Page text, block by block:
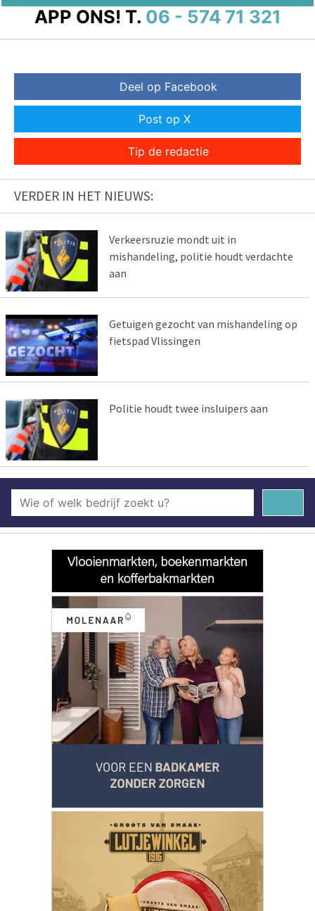
APP ONS! T. 06 - 574 71 321
Deel op Facebook
Post op X
Tip de redactie
VERDER IN HET NIEUWS:
Verkeersruzie mondt uit in
mishandeling, politie houdt verdachte
aan
Getuigen gezocht van mishandeling op
fietspad Vlissingen
Politie houdt twee insluipers aan